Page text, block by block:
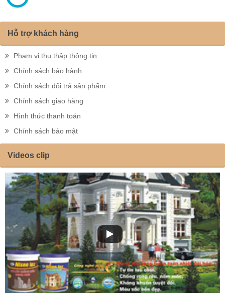
Hỗ trợ khách hàng
Phạm vi thu thập thông tin
Chính sách bảo hành
Chính sách đổi trả sản phẩm
Chính sách giao hàng
Hình thức thanh toán
Chính sách bảo mật
Videos clip